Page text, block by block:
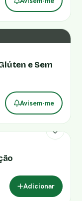
e Sem
Avisem-me
Adicionar